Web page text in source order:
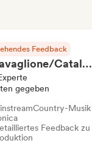
Feedback
Rob Tavaglione/Catalyst Recording
gegeben
Country-Musik
Feedback zu